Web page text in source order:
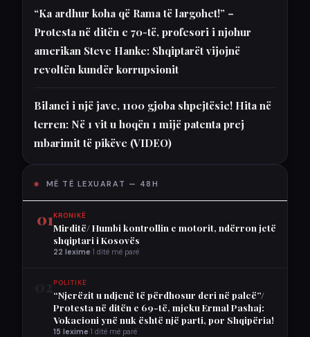
“Ka ardhur koha që Rama të largohet!” –
Protesta në ditën e 70-të, profesori i njohur
amerikan Steve Hanke: Shqiptarët vijojnë
revoltën kundër korrupsionit
Bilanci i një jave, 1100 gjoba shpejtësie! Hita në
terren: Në 1 vit u hoqën 1 mijë patenta prej
mbarimit të pikëve (VIDEO)
MË TË LEXUARAT — 48H
01KRONIKË
Mirditë/ Humbi kontrollin e motorit, ndërron jetë
shqiptari i Kosovës
22 lexime 1 ditë më parë
POLITIKË
“Njerëzit u ndjenë të përdhosur deri në palcë”/
Protesta në ditën e 69-të, mjeku Ermal Pashaj:
Vokacioni ynë nuk është një parti, por Shqipëria!
15 lexime 1 ditë më parë